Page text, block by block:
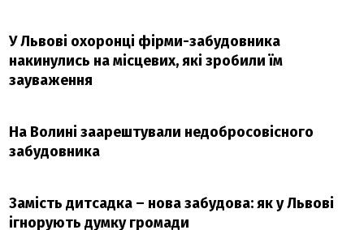
У Львові охоронці фірми-забудовника
накинулись на місцевих, які зробили їм
зауваження
На Волині заарештували недобросовісного
забудовника
Замість дитсадка – нова забудова: як у Львові
ігнорують думку громади